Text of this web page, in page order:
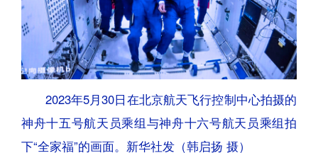
2023年5月30日在北京航天飞行控制中心拍摄的
神舟十五号航天员乘组与神舟十六号航天员乘组拍
下“全家福”的画面。新华社发（韩启扬 摄）